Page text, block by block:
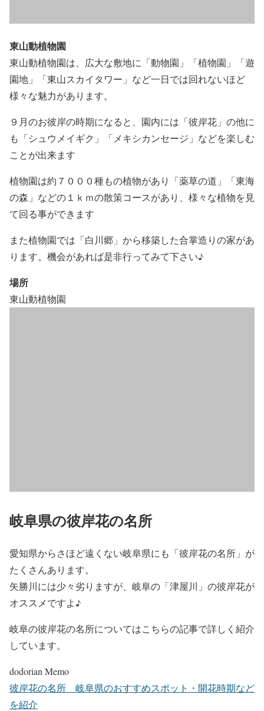
東山動植物園
東山動植物園は、広大な敷地に「動物園」「植物園」「遊
園地」「東山スカイタワー」など一日では回れないほど
様々な魅力があります。
９月のお彼岸の時期になると、園内には「彼岸花」の他に
も「シュウメイギク」「メキシカンセージ」などを楽しむ
ことが出来ます
植物園は約７０００種もの植物があり「薬草の道」「東海
の森」などの１ｋｍの散策コースがあり、様々な植物を見
て回る事ができます
また植物園では「白川郷」から移築した合掌造りの家があ
ります。機会があれば是非行ってみて下さい♪
場所
東山動植物園
岐阜県の彼岸花の名所
愛知県からさほど遠くない岐阜県にも「彼岸花の名所」が
たくさんあります。
矢勝川には少々劣りますが、岐阜の「津屋川」の彼岸花が
オススメですよ♪
岐阜の彼岸花の名所についてはこちらの記事で詳しく紹介
しています。
dodorian Memo
彼岸花の名所 岐阜県のおすすめスポット・開花時期など
を紹介